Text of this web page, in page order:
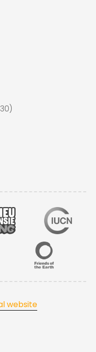
website